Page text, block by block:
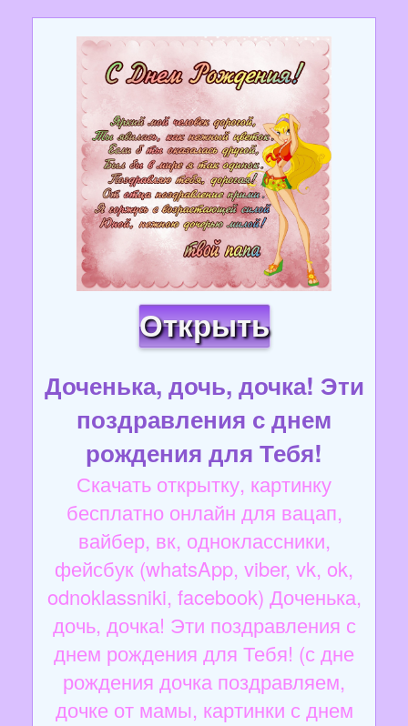
Открыть
Доченька, дочь, дочка! Эти
поздравления с днем
рождения для Тебя!
Скачать открытку, картинку
бесплатно онлайн для вацап,
вайбер, вк, одноклассники,
фейсбук (whatsApp, viber, vk, ok,
odnoklassniki, facebook) Доченька,
дочь, дочка! Эти поздравления с
днем рождения для Тебя! (с дне
рождения дочка поздравляем,
дочке от мамы, картинки с днем